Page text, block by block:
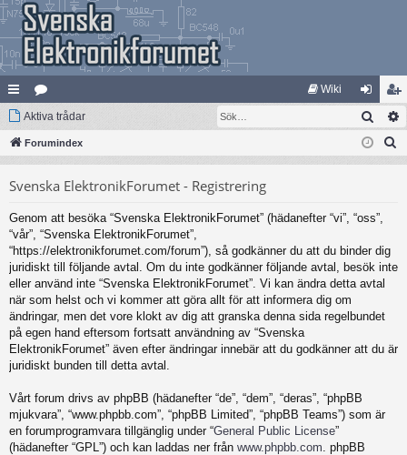
na
bb
ar
at
eg
Wiki
og
ga
li
m
Aktiva trådar Sök
Forumindex
Svenska ElektronikForumet - Registrering
Genom att besöka “Svenska ElektronikForumet” (hädanefter “vi”, “oss”,
“vår”, “Svenska ElektronikForumet”,
“https://elektronikforumet.com/forum”), så godkänner du att du binder dig
juridiskt till följande avtal. Om du inte godkänner följande avtal, besök inte
eller använd inte “Svenska ElektronikForumet”. Vi kan ändra detta avtal
när som helst och vi kommer att göra allt för att informera dig om
ändringar, men det vore klokt av dig att granska denna sida regelbundet
på egen hand eftersom fortsatt användning av “Svenska
ElektronikForumet” även efter ändringar innebär att du godkänner att du är
juridiskt bunden till detta avtal.
Vårt forum drivs av phpBB (hädanefter “de”, “dem”, “deras”, “phpBB
mjukvara”, “www.phpbb.com”, “phpBB Limited”, “phpBB Teams”) som är
en forumprogramvara tillgänglig under “General Public License”
(hädanefter “GPL”) och kan laddas ner från www.phpbb.com . phpBB